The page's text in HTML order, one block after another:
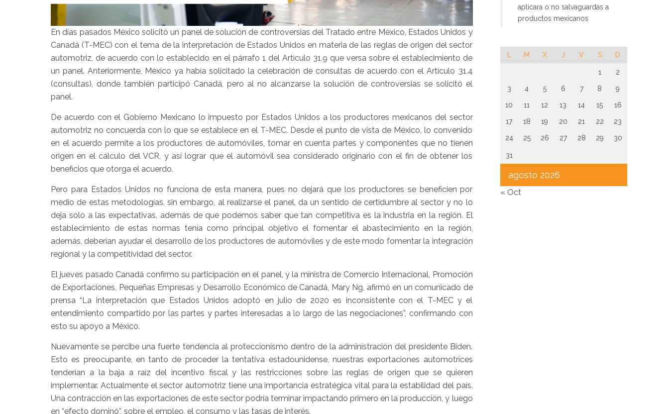
En días pasados México solicitó un panel de solución de controversias del Tratado entre México, Estados Unidos y
Canadá (T-MEC) con el tema de la interpretación de Estados Unidos en materia de las reglas de origen del sector
automotriz, de acuerdo con lo establecido en el párrafo 1 del Artículo 31.9 que versa sobre el establecimiento de
un panel. Anteriormente, México ya había solicitado la celebración de consultas de acuerdo con el Artículo 31.4
(consultas), donde también participó Canadá, pero al no alcanzarse la solución de controversias se solicitó el
panel.
De acuerdo con el Gobierno Mexicano lo impuesto por Estados Unidos a los productores mexicanos del sector
automotriz no concuerda con lo que se establece en el T-MEC. Desde el punto de vista de México, lo convenido
en el acuerdo permite a los productores de automóviles, tomar en cuenta partes y componentes que no tienen
origen en el cálculo del VCR, y así lograr que el automóvil sea considerado originario con el fin de obtener los
beneficios que otorga el acuerdo.
Pero para Estados Unidos no funciona de esta manera, pues no dejará que los productores se beneficien por
medio de estas metodologías, sin embargo, al realizarse el panel, da un sentido de certidumbre al sector y no lo
deja solo a las expectativas, además de que podemos saber que tan competitiva es la industria en la región. El
establecimiento de estas normas tenía como principal objetivo el fomentar el abastecimiento en la región,
además, deberían ayudar el desarrollo de los productores de automóviles y de este modo fomentar la integración
regional y la competitividad del sector.
El jueves pasado Canadá confirmo su participación en el panel, y la ministra de Comercio Internacional, Promoción
de Exportaciones, Pequeñas Empresas y Desarrollo Económico de Canadá, Mary Ng, afirmó en un comunicado de
prensa “La interpretación que Estados Unidos adoptó en julio de 2020 es inconsistente con el T-MEC y el
entendimiento compartido por las partes y partes interesadas a lo largo de las negociaciones”, confirmando con
esto su apoyo a México.
Nuevamente se percibe una fuerte tendencia al proteccionismo dentro de la administración del presidente Biden.
Esto es preocupante, en tanto de proceder la tentativa estadounidense, nuestras exportaciones automotrices
tenderían a la baja a raíz del incentivo fiscal y las restricciones sobre las reglas de origen que se quieren
implementar. Actualmente el sector automotriz tiene una importancia estratégica vital para la estabilidad del país.
Una contracción en las exportaciones de este sector podría terminar impactando primero en la producción, y luego
en “efecto dominó”, sobre el empleo, el consumo y las tasas de interés.
aplicara o no salvaguardas a
productos mexicanos
agosto 2026
M X J V S D
1 2
3 4 5 6 7 8 9
10 11 12 13 14 15 16
17 18 19 20 21 22 23
24 25 26 27 28 29 30
31
« Oct